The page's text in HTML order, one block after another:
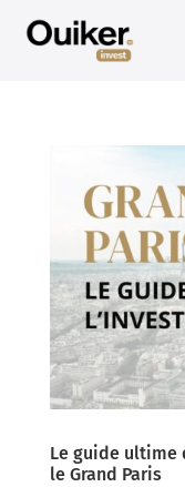
Le guide ultime
le Grand Paris